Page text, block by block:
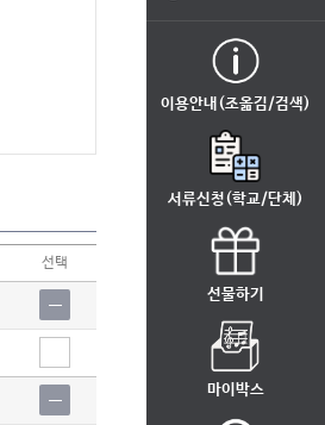
선택
이용안내(조옮김/검색)
서류신청(학교/단체)
선물하기
마이박스